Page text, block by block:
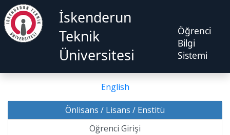
İskenderun
Teknik
Üniversitesi
Öğrenci
Bilgi
Sistemi
English
Önlisans / Lisans / Enstitü
Öğrenci Girişi